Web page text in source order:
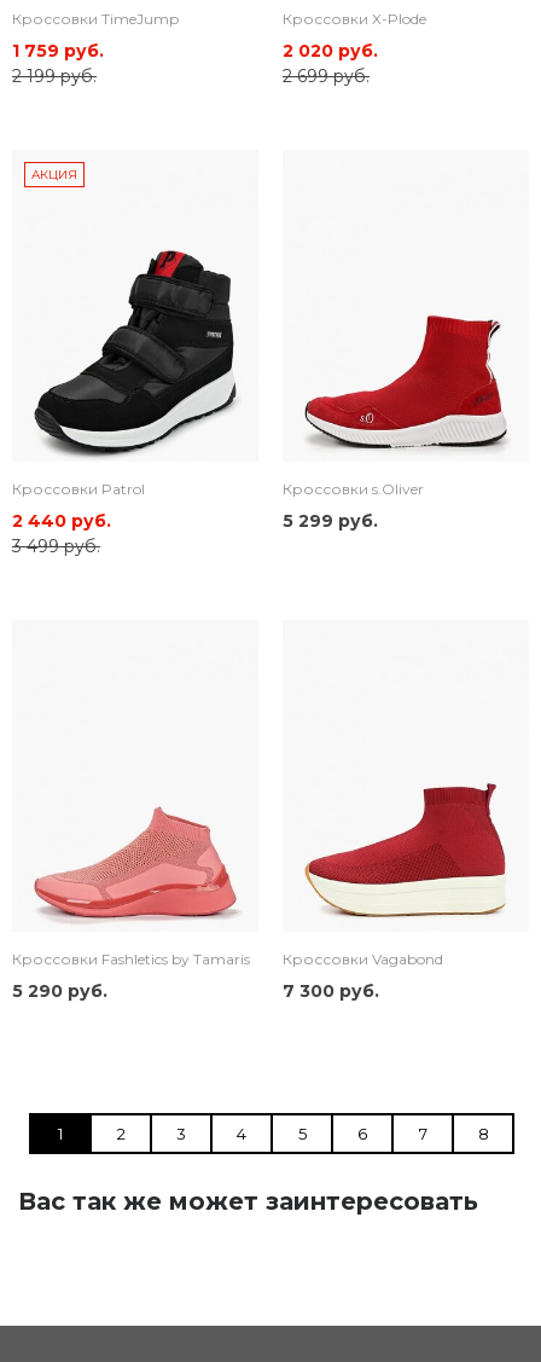
Кроссовки TimeJump
1 759 руб.
2 199 руб.
Кроссовки X-Plode
2 020 руб.
2 699 руб.
АКЦИЯ
Кроссовки Patrol
2 440 руб.
3 499 руб.
Кроссовки s.Oliver
5 299 руб.
Кроссовки Fashletics by Tamaris
5 290 руб.
Кроссовки Vagabond
7 300 руб.
1 2 3 4 5 6 7 8
Вас так же может заинтересовать